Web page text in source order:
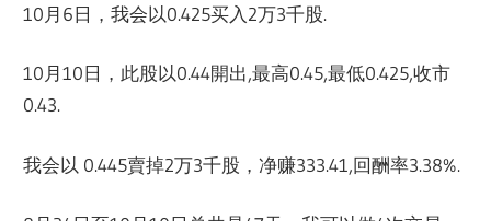
10月6日，我会以0.425买入2万3千股.
10月10日，此股以0.44開出,最高0.45,最低0.425,收市
0.43.
我会以 0.445賣掉2万3千股，净赚333.41,回酬率3.38%.